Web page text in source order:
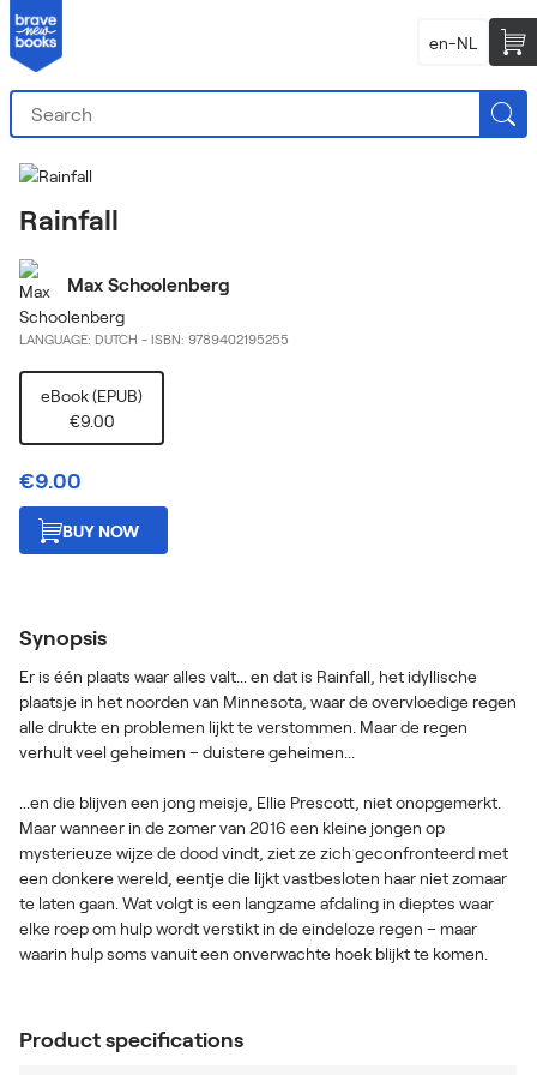
en-NL
Rainfall
Max Schoolenberg
LANGUAGE: DUTCH - ISBN: 9789402195255
eBook (EPUB)
€9.00
€9.00
BUY NOW
Synopsis
Er is één plaats waar alles valt... en dat is Rainfall, het idyllische
plaatsje in het noorden van Minnesota, waar de overvloedige regen
alle drukte en problemen lijkt te verstommen. Maar de regen
verhult veel geheimen – duistere geheimen...
...en die blijven een jong meisje, Ellie Prescott, niet onopgemerkt.
Maar wanneer in de zomer van 2016 een kleine jongen op
mysterieuze wijze de dood vindt, ziet ze zich geconfronteerd met
een donkere wereld, eentje die lijkt vastbesloten haar niet zomaar
te laten gaan. Wat volgt is een langzame afdaling in dieptes waar
elke roep om hulp wordt verstikt in de eindeloze regen – maar
waarin hulp soms vanuit een onverwachte hoek blijkt te komen.
Product specifications